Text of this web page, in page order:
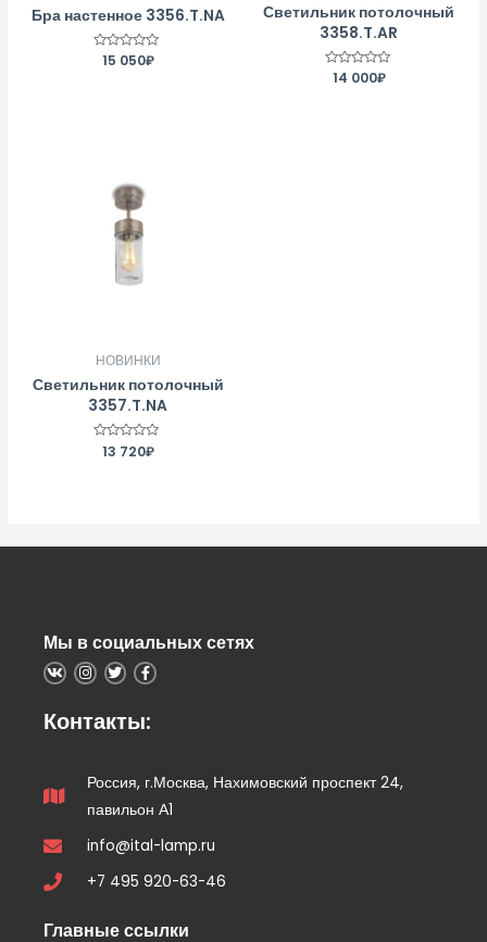
Бра настенное 3356.T.NA
Оценка
15 050₽
Светильник потолочный
3358.T.AR
Оценка
14 000₽
НОВИНКИ
Светильник потолочный
3357.T.NA
Оценка
13 720₽
Мы в социальных сетях
Контакты:
Россия, г.Москва, Нахимовский проспект 24,
павильон А1
info@ital-lamp.ru
+7 495 920-63-46
Главные ссылки